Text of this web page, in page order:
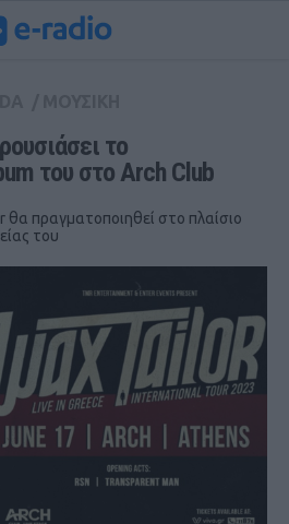
το
του στο Arch Club
θα πραγματοποιηθεί στο πλαίσιο
του